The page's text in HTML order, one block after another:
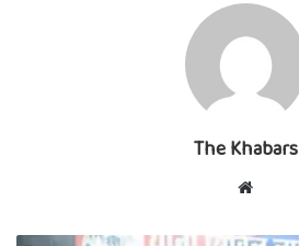
The Khabars
Website